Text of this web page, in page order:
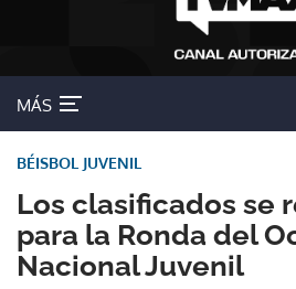
MÁS
Los clasificados se
para la Ronda del
Nacional Juvenil
BÉISBOL JUVENIL